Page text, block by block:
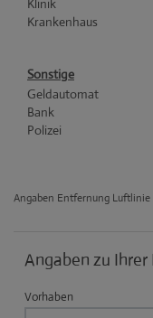
Klinik
Krankenhaus
Sonstige
Geldautomat
Bank
Polizei
Angaben Entfernung